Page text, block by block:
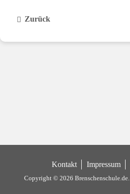
Zurück
Copyright © 2026 Brenschenschule.de.
Kontakt Impressum